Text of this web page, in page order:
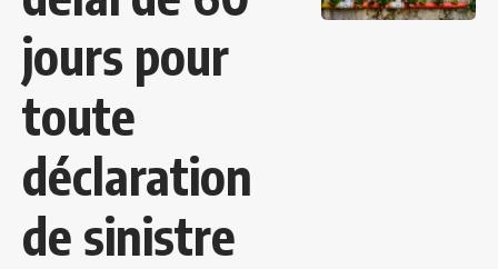
jours pour
toute
déclaration
de sinistre